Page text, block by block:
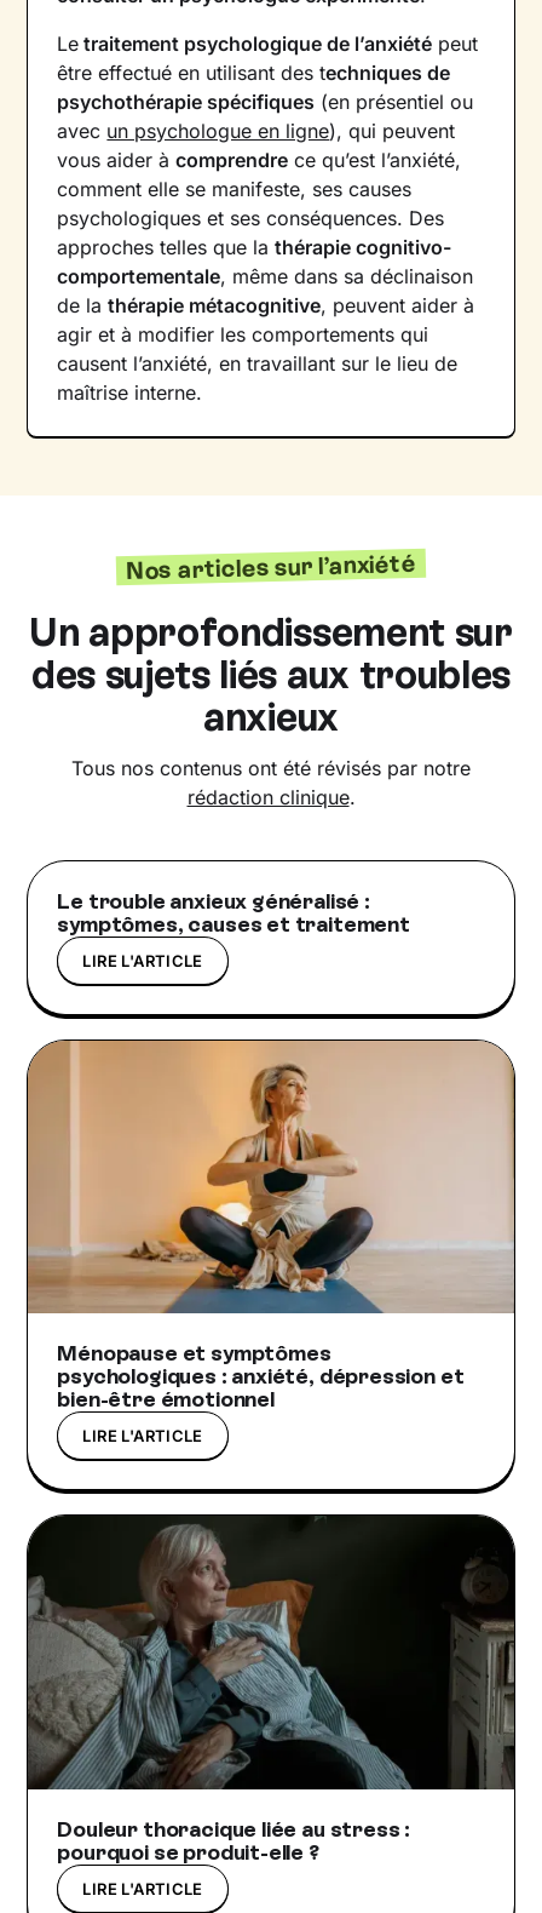
Le traitement psychologique de l’anxiété peut
être effectué en utilisant des techniques de
psychothérapie spécifiques (en présentiel ou
avec un psychologue en ligne), qui peuvent
vous aider àcomprendre ce qu’est l’anxiété,
comment elle se manifeste, ses causes
psychologiques et ses conséquences. Des
approches telles que lathérapie cognitivo-
comportementale, même dans sa déclinaison
de lathérapie métacognitive, peuvent aider à
agir et à modifier les comportements qui
causent l’anxiété, en travaillant sur le lieu de
maîtrise interne.
Nos articles sur l’anxiété
Un approfondissement sur
des sujets liés aux troubles
anxieux
Tous nos contenus ont été révisés par notre
rédaction clinique.
Le trouble anxieux généralisé :
symptômes, causes et traitement
LIRE L'ARTICLE
Ménopause et symptômes
psychologiques : anxiété, dépression et
bien-être émotionnel
LIRE L'ARTICLE
Douleur thoracique liée au stress :
pourquoi se produit-elle ?
LIRE L'ARTICLE